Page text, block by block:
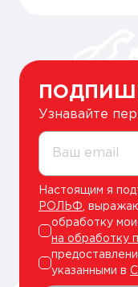
Узнавайте
Ваш email
Настоящим я
РОЛЬФ ,
обработку
на обработку
указанными в